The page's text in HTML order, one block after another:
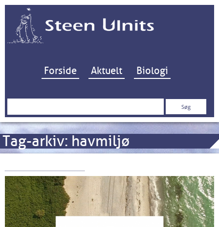
Hop til indhold
Forside Aktuelt Biologi
Søg
Tag-arkiv: havmiljø